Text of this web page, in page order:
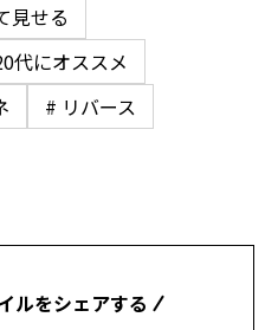
見せる
代にオススメ
# リバース
ルをシェアする